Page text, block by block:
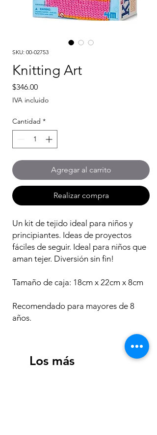
SKU: 00-02753
Knitting Art
$346.00Precio
IVA incluido
Cantidad *
Agregar al carrito
Realizar compra
Un kit de tejido ideal para niños y
principiantes. Ideas de proyectos
fáciles de seguir. Ideal para niños que
aman tejer. Diversión sin fin!
Tamaño de caja: 18cm x 22cm x 8cm
Recomendado para mayores de 8
años.
Los más